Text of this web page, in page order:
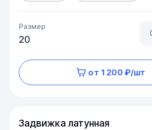
Размер
20
от 1 200 ₽/шт
Задвижка латунная